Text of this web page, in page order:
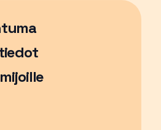
uudessa ikkunassa